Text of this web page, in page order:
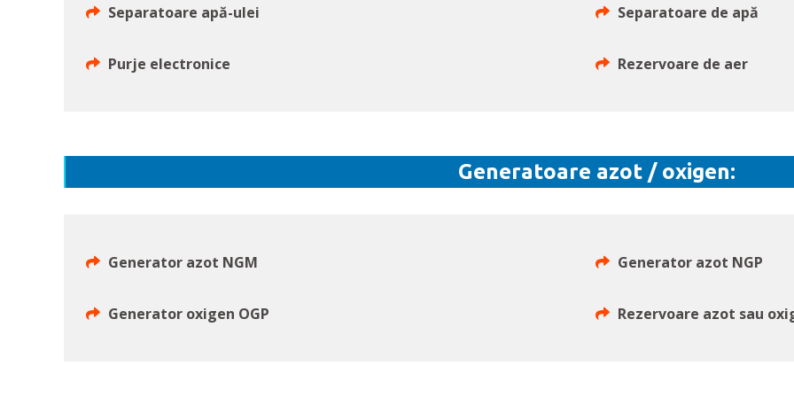
Separatoare apă-ulei Separatoare de apă
Purje electronice Rezervoare de aer
Generatoare azot / oxigen:
Generator azot NGM Generator azot NGP
Generator oxigen OGP Rezervoare azot sau